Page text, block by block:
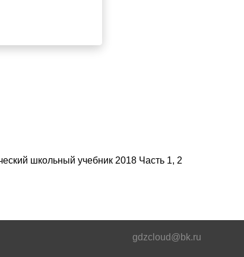
школьный учебник 2018 Часть 1, 2
gdzcloud@bk.ru